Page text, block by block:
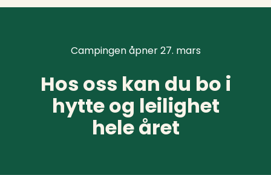
Campingen åpner 27. mars
Hos oss kan du bo i
hytte og leilighet
hele året